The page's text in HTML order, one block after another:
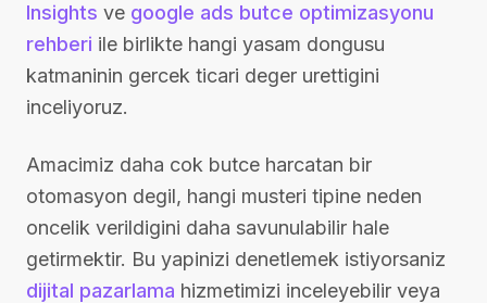
Insights ve google ads butce optimizasyonu
rehberi ile birlikte hangi yasam dongusu
katmaninin gercek ticari deger urettigini
inceliyoruz.
Amacimiz daha cok butce harcatan bir
otomasyon degil, hangi musteri tipine neden
oncelik verildigini daha savunulabilir hale
getirmektir. Bu yapinizi denetlemek istiyorsaniz
dijital pazarlama hizmetimizi inceleyebilir veya